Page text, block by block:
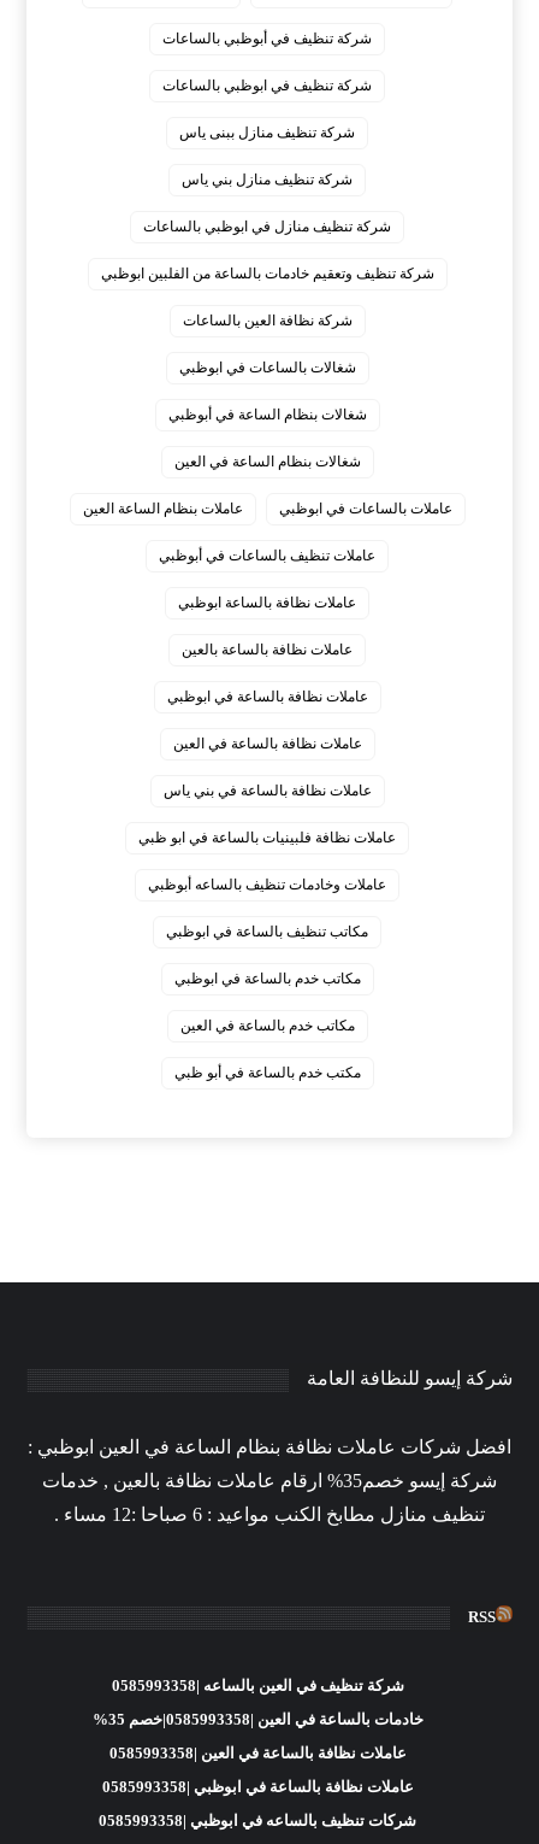
شركة تنظيف في أبوظبي بالساعات
شركة تنظيف في ابوظبي بالساعات
شركة تنظيف منازل ببنى ياس
شركة تنظيف منازل بني ياس
شركة تنظيف منازل في ابوظبي بالساعات
شركة تنظيف وتعقيم خادمات بالساعة من الفلبين ابوظبي
شركة نظافة العين بالساعات
شغالات بالساعات في ابوظبي
شغالات بنظام الساعة في أبوظبي
شغالات بنظام الساعة في العين
عاملات بالساعات في ابوظبي عاملات بنظام الساعة العين
عاملات تنظيف بالساعات في أبوظبي
عاملات نظافة بالساعة ابوظبي
عاملات نظافة بالساعة بالعين
عاملات نظافة بالساعة في ابوظبي
عاملات نظافة بالساعة في العين
عاملات نظافة بالساعة في بني ياس
عاملات نظافة فلبينيات بالساعة في ابو ظبي
عاملات وخادمات تنظيف بالساعه أبوظبي
مكاتب تنظيف بالساعة في ابوظبي
مكاتب خدم بالساعة في ابوظبي
مكاتب خدم بالساعة في العين
مكتب خدم بالساعة في أبو ظبي
شركة إيسو للنظافة العامة
افضل شركات عاملات نظافة بنظام الساعة في العين ابوظبي :
شركة إيسو خصم35% ارقام عاملات نظافة بالعين , خدمات
تنظيف منازل مطابخ الكنب مواعيد : 6 صباحا :12 مساء .
RSS
شركة تنظيف في العين بالساعه |0585993358
خادمات بالساعة في العين |0585993358|خصم 35%
عاملات نظافة بالساعة في العين |0585993358
عاملات نظافة بالساعة في ابوظبي |0585993358
شركات تنظيف بالساعه في ابوظبي |0585993358